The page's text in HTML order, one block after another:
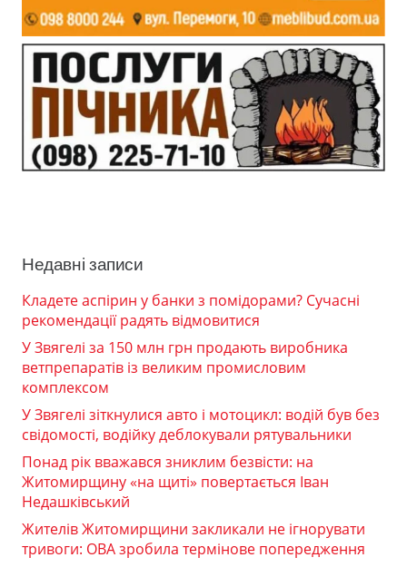
Недавні записи
Кладете аспірин у банки з помідорами? Сучасні
рекомендації радять відмовитися
У Звягелі за 150 млн грн продають виробника
ветпрепаратів із великим промисловим
комплексом
У Звягелі зіткнулися авто і мотоцикл: водій був без
свідомості, водійку деблокували рятувальники
Понад рік вважався зниклим безвісти: на
Житомирщину «на щиті» повертається Іван
Недашківський
Жителів Житомирщини закликали не ігнорувати
тривоги: ОВА зробила термінове попередження